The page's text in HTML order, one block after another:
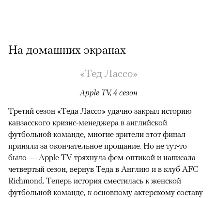
На домашних экранах
«Тед Лассо»
Apple TV, 4 сезон
Третий сезон «Теда Лассо» удачно закрыл историю
канзасского кризис-менеджера в английской
футбольной команде, многие зрители этот финал
приняли за окончательное прощание. Но не тут-то
было — Apple TV тряхнула фем-оптикой и написала
четвертый сезон, вернув Теда в Англию и в клуб AFC
Richmond. Теперь история сместилась к женской
футбольной команде, к основному актерскому составу